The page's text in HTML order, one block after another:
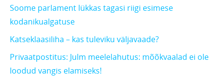
Soome parlament lükkas tagasi riigi esimese
kodanikualgatuse
Katseklaasiliha – kas tuleviku väljavaade?
Privaatpostitus: Julm meelelahutus: mõõkvaalad ei ole
loodud vangis elamiseks!